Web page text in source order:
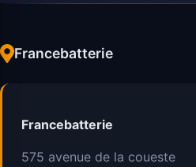
Francebatterie
Francebatterie
575 avenue de la coueste